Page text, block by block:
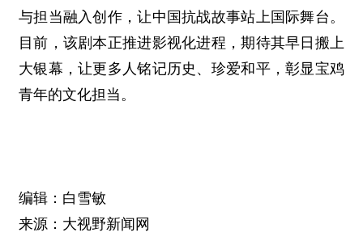
与担当融入创作，让中国抗战故事站上国际舞台。
目前，该剧本正推进影视化进程，期待其早日搬上
大银幕，让更多人铭记历史、珍爱和平，彰显宝鸡
青年的文化担当。
编辑：白雪敏
来源：大视野新闻网